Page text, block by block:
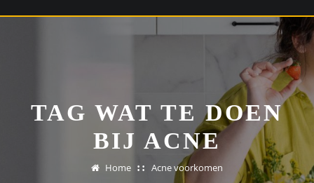
TAG WAT TE DOEN
BIJ ACNE
Home Acne voorkomen